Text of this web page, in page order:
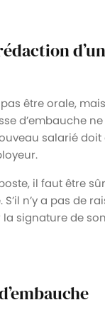
être orale,
d’embauche
salarié
il faut être
S’il n’y a pas
signature de